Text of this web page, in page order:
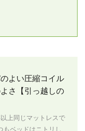
よい圧縮コイル
さ【引っ越しの
上同じマットレスで
もベッドはニトリし